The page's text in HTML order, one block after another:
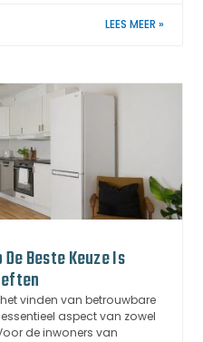
LEES MEER »
Beste Keuze Is
vinden van betrouwbare
aspect van zowel
de inwoners van